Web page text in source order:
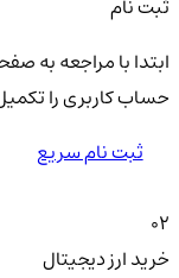
ثبت نام
ابتدا با مراجعه به
حساب کاربری را
ثبت نام سریع
02
خرید ارز دیجیتال